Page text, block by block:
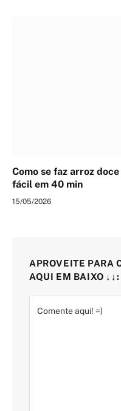
Como se faz arroz
fácil em 40 min
15/05/2026
APROVEITE PARA
AQUI EM BAIXO ↓↓: